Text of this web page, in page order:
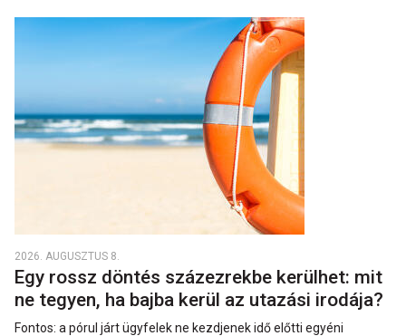
2026. AUGUSZTUS 8.
Egy rossz döntés százezrekbe kerülhet: mit
ne tegyen, ha bajba kerül az utazási irodája?
Fontos: a pórul járt ügyfelek ne kezdjenek idő előtti egyéni